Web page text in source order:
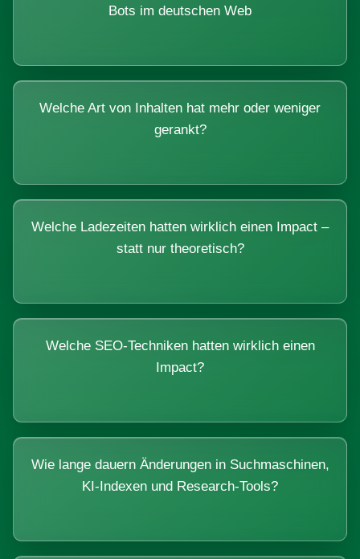
Bots im deutschen Web
Welche Art von Inhalten hat mehr oder weniger
gerankt?
Welche Ladezeiten hatten wirklich einen Impact –
statt nur theoretisch?
Welche SEO-Techniken hatten wirklich einen
Impact?
Wie lange dauern Änderungen in Suchmaschinen,
KI-Indexen und Research-Tools?